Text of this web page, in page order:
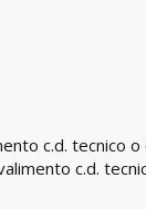
c.d. tecnico
c.d.